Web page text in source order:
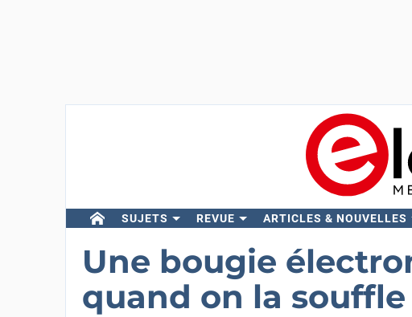
SUJETS REVUE ARTICLES & NOUVELLES
Une bougie
quand on la souffle